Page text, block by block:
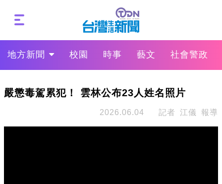
地方新聞 校園 時事 藝文 社會警政
嚴懲毒駕累犯！ 雲林公布23人姓名照片
2026.06.04 記者 江儀 報導